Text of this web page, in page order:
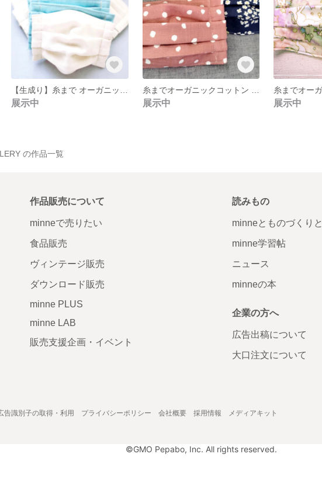
展示中 展示中 展示中
の作品一覧
作品販売について
minneで売りたい
食品販売
ヴィンテージ販売
ダウンロード販売
minne PLUS
minne LAB
販売支援企画・イベント
読みもの
minneとものづくりと
minne学習帖
ニュース
minneの本
企業の方へ
広告出稿について
大口注文について
告識別子の取得・利用 プライバシーポリシー 会社概要 採用情報 メディアキット
©GMO Pepabo, Inc. All rights reserved.